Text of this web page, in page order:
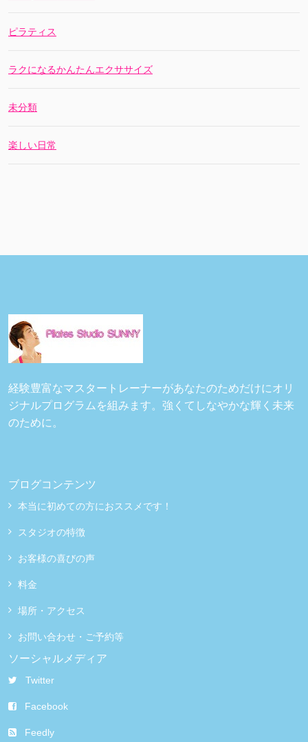
ピラティス
ラクになるかんたんエクササイズ
未分類
楽しい日常
経験豊富なマスタートレーナーがあなたのためだけにオリ
ジナルプログラムを組みます。強くてしなやかな輝く未来
のために。
ブログコンテンツ
本当に初めての方におススメです！
スタジオの特徴
お客様の喜びの声
料金
場所・アクセス
お問い合わせ・ご予約等
ソーシャルメディア
Twitter
Facebook
Feedly